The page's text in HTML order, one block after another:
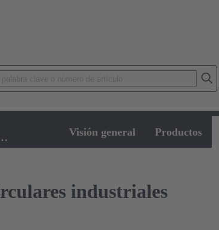
industriales Visión general Productos
/ Han®
industriales